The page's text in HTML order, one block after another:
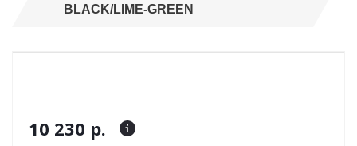
BLACK/LIME-GREEN
10 230 р.